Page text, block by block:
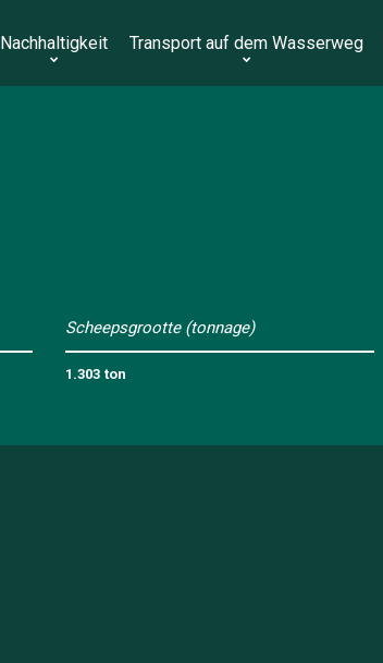
Nachhaltigkeit Transport auf dem Wasserweg
Scheepsgrootte (tonnage)
1.303 ton